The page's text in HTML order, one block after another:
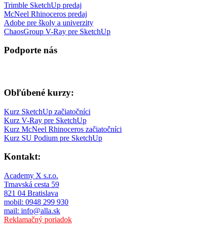
Trimble SketchUp predaj
McNeel Rhinoceros predaj
Adobe pre školy a univerzity
ChaosGroup V-Ray pre SketchUp
Podporte nás
Obľúbené kurzy:
Kurz SketchUp začiatočníci
Kurz V-Ray pre SketchUp
Kurz McNeel Rhinoceros začiatočníci
Kurz SU Podium pre SketchUp
Kontakt:
Academy X s.r.o.
Trnavská cesta 59
821 04 Bratislava
mobil: 0948 299 930
mail: info@alla.sk
Reklamačný poriadok